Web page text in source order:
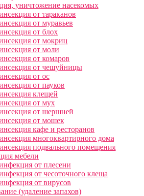
уничтожение насекомых
от тараканов
от муравьев
от блох
от мокриц
от моли
от комаров
от чешуйницы
от ос
от пауков
клещей
от мух
от шершней
от мошек
кафе и ресторанов
многоквартирного дома
подвального помещения
мебели
от плесени
от чесоточного клеща
от вирусов
(удаление запахов)